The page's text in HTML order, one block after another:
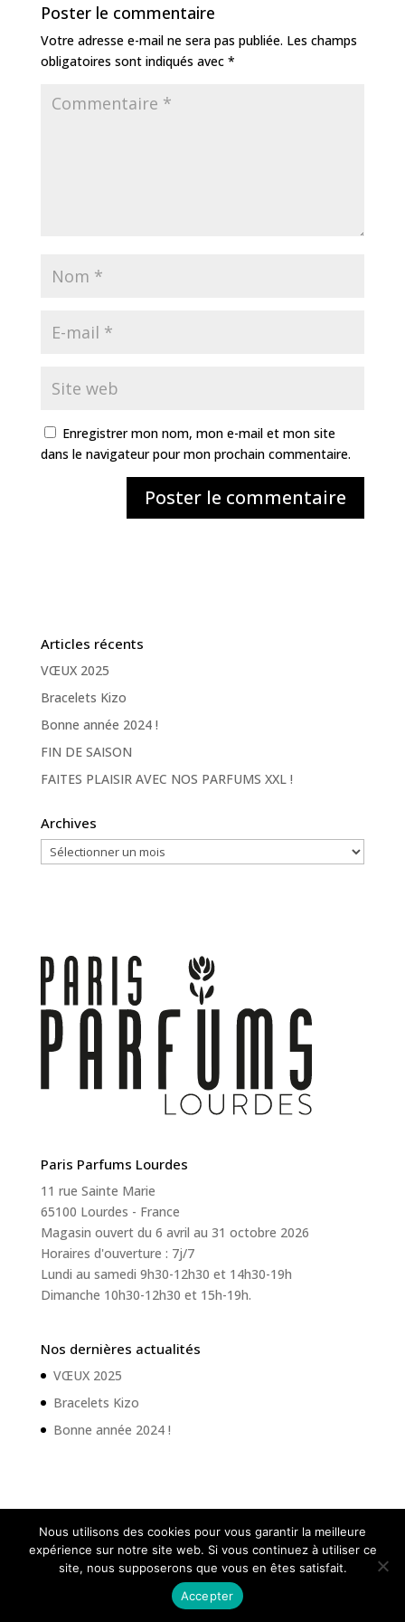
o
o
k
g
e
r
e st n r
Poster le commentaire
Votre adresse e-mail ne sera pas publiée. Les champs
obligatoires sont indiqués avec *
Enregistrer mon nom, mon e-mail et mon site
dans le navigateur pour mon prochain commentaire.
Articles récents
VŒUX 2025
Bracelets Kizo
Bonne année 2024 !
FIN DE SAISON
FAITES PLAISIR AVEC NOS PARFUMS XXL !
Archives
Archives
Paris Parfums Lourdes
11 rue Sainte Marie
65100 Lourdes - France
Magasin ouvert du 6 avril au 31 octobre 2026
Horaires d'ouverture : 7j/7
Lundi au samedi 9h30-12h30 et 14h30-19h
Dimanche 10h30-12h30 et 15h-19h.
Nos dernières actualités
VŒUX 2025
Bracelets Kizo
Bonne année 2024 !
Paris Parfums Lourdes - 2020 - Tous droits réservés |
Mentions légales
Nous utilisons des cookies pour vous garantir la meilleure
expérience sur notre site web. Si vous continuez à utiliser ce
site, nous supposerons que vous en êtes satisfait.
Accepter